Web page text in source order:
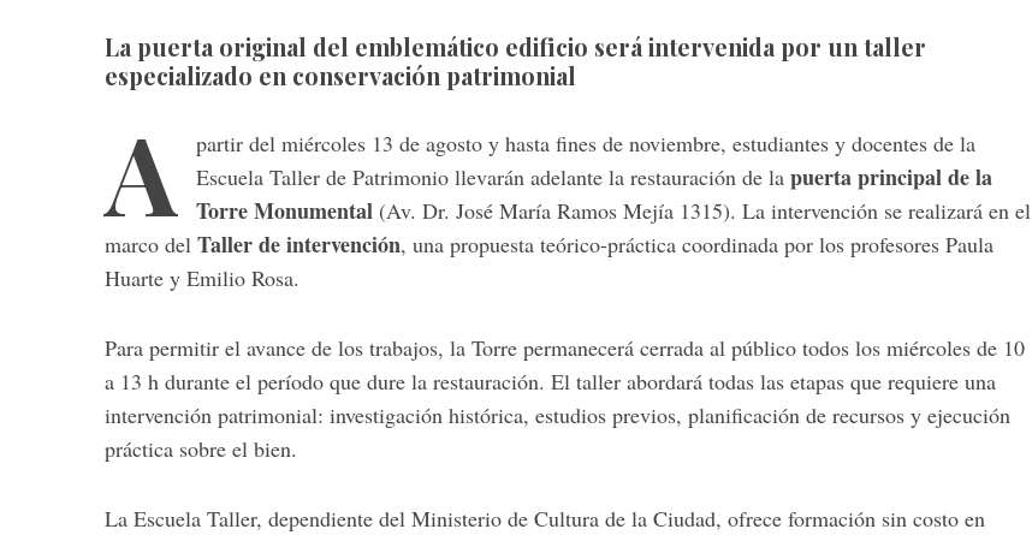
La puerta original del emblemático edificio será intervenida por un taller
especializado en conservación patrimonial
A
partir del miércoles 13 de agosto y hasta fines de noviembre, estudiantes y docentes de la
Escuela Taller de Patrimonio llevarán adelante la restauración de la puerta principal de la
Torre Monumental (Av. Dr. José María Ramos Mejía 1315). La intervención se realizará en el
marco del Taller de intervención, una propuesta teórico-práctica coordinada por los profesores Paula
Huarte y Emilio Rosa.
Para permitir el avance de los trabajos, la Torre permanecerá cerrada al público todos los miércoles de 10
a 13 h durante el período que dure la restauración. El taller abordará todas las etapas que requiere una
intervención patrimonial: investigación histórica, estudios previos, planificación de recursos y ejecución
práctica sobre el bien.
La Escuela Taller, dependiente del Ministerio de Cultura de la Ciudad, ofrece formación sin costo en
e